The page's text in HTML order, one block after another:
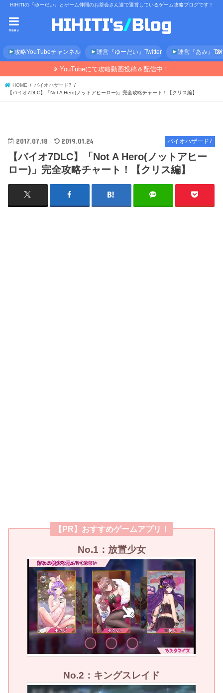
HIHITIの『ゆーだい』とゲーム仲間のお茶会さん達で運営しているゲーム攻略ブログです！
menu
攻略YouTubeチャンネル 運営『ゆーだい』Twitter 運営『あみ』
YouTubeにて攻略動画投稿＆配信中！
HOME
バイオハザード7
【バイオ7DLC】「Not A Hero(ノットアヒーロー)」完全攻略チャート！【クリス編】
バイオハザード7
2017.07.18 2019.01.24
【バイオ7DLC】「Not A Hero(ノットアヒー
ロー)」完全攻略チャート！【クリス編】
【PR】おすすめゲームアプリ！
No.1：放置少女
No.2：キングスレイド